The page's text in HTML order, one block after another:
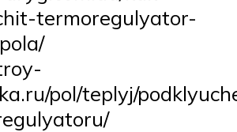
termoregulyator-
pol/teplyj/